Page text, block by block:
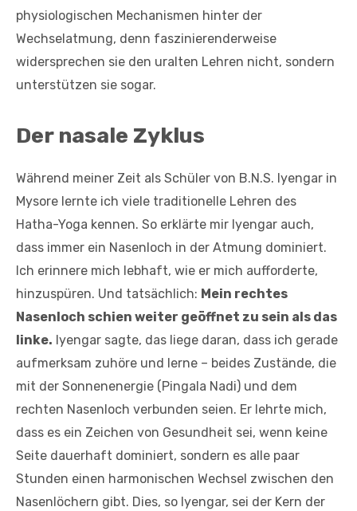
physiologischen Mechanismen hinter der
Wechselatmung, denn faszinierenderweise
widersprechen sie den uralten Lehren nicht, sondern
unterstützen sie sogar.
Der nasale Zyklus
Während meiner Zeit als Schüler von B.N.S. Iyengar in
Mysore lernte ich viele traditionelle Lehren des
Hatha-Yoga kennen. So erklärte mir Iyengar auch,
dass immer ein Nasenloch in der Atmung dominiert.
Ich erinnere mich lebhaft, wie er mich aufforderte,
hinzuspüren. Und tatsächlich: Mein rechtes
Nasenloch schien weiter geöffnet zu sein als das
linke. Iyengar sagte, das liege daran, dass ich gerade
aufmerksam zuhöre und lerne – beides Zustände, die
mit der Sonnenenergie (Pingala Nadi) und dem
rechten Nasenloch verbunden seien. Er lehrte mich,
dass es ein Zeichen von Gesundheit sei, wenn keine
Seite dauerhaft dominiert, sondern es alle paar
Stunden einen harmonischen Wechsel zwischen den
Nasenlöchern gibt. Dies, so Iyengar, sei der Kern der